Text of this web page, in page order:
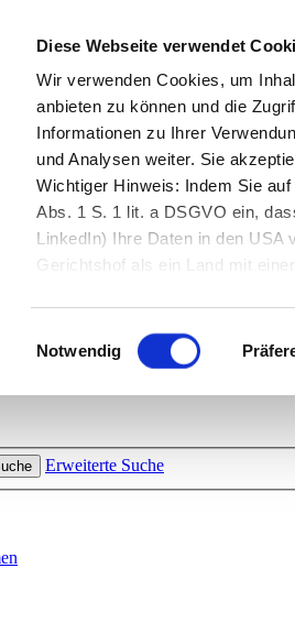
Diese Webseite verwendet
Wir verwenden Cookies, um
anbieten zu können und die
Informationen zu Ihrer
und Analysen weiter. Sie
Wichtiger Hinweis: Indem Sie
Abs. 1 S. 1 lit. a DSGVO ein,
LinkedIn) Ihre Daten in den USA
Gerichtshof als ein Land mit
Einwilligungsauswahl
Notwendig
und interessante Tipps und Tricks.
Erweiterte Suche